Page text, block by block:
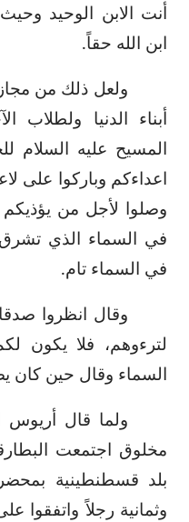
أنت الابن الوحيد
ابن الله حقاً.
ولعل ذلك من مجاز
أبناء الدنيا ولطلاب
المسيح عليه السلام
اعداءكم وباركوا على
وصلوا لأجل من يؤذيكم
في السماء الذي
في السماء تام.
وقال انظروا
لترءوهم، فلا يكون
السماء وقال حين كان
ولما قال أريوس
مخلوق اجتمعت
بلد قسطنطينية
وثمانية رجلاً واتفقوا